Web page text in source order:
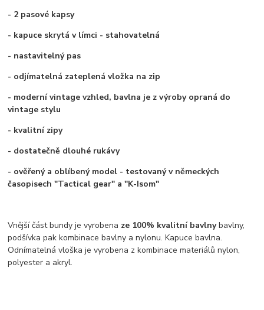
- 2 pasové kapsy
- kapuce skrytá v límci - stahovatelná
- nastavitelný pas
- odjímatelná zateplená vložka na zip
- moderní vintage vzhled, bavlna je z výroby opraná do
vintage stylu
- kvalitní zipy
- dostatečně dlouhé rukávy
- ověřený a oblíbený model - testovaný v německých
časopisech "Tactical gear" a "K-Isom"
Vnější část bundy je vyrobena ze 100% kvalitní bavlnybavlny,
podšívka pak kombinace bavlny a nylonu. Kapuce bavlna.
Odnímatelná vloška je vyrobena z kombinace materiálů nylon,
polyester a akryl.